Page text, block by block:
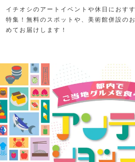
イチオシのアートイベントや休日におす
特集！無料のスポットや、美術館併設の
めてお届けします！